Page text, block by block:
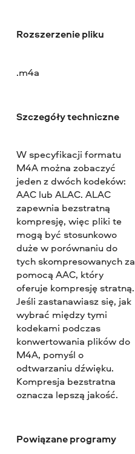
Rozszerzenie pliku
.m4a
Szczegóły techniczne
W specyfikacji formatu
M4A można zobaczyć
jeden z dwóch kodeków:
AAC lub ALAC. ALAC
zapewnia bezstratną
kompresję, więc pliki te
mogą być stosunkowo
duże w porównaniu do
tych skompresowanych za
pomocą AAC, który
oferuje kompresję stratną.
Jeśli zastanawiasz się, jak
wybrać między tymi
kodekami podczas
konwertowania plików do
M4A, pomyśl o
odtwarzaniu dźwięku.
Kompresja bezstratna
oznacza lepszą jakość.
Powiązane programy